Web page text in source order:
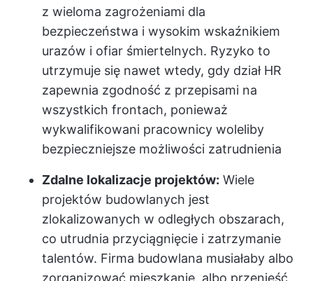
z wieloma zagrożeniami dla
bezpieczeństwa i wysokim wskaźnikiem
urazów i ofiar śmiertelnych. Ryzyko to
utrzymuje się nawet wtedy, gdy dział HR
zapewnia zgodność z przepisami na
wszystkich frontach, ponieważ
wykwalifikowani pracownicy woleliby
bezpieczniejsze możliwości zatrudnienia
Zdalne lokalizacje projektów: Wiele
projektów budowlanych jest
zlokalizowanych w odległych obszarach,
co utrudnia przyciągnięcie i zatrzymanie
talentów. Firma budowlana musiałaby albo
zorganizować mieszkanie, albo przenieść